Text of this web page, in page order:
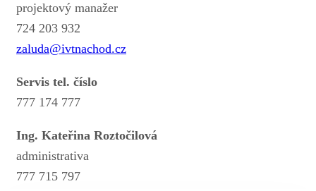
projektový manažer
724 203 932
zaluda@ivtnachod.cz
Servis tel. číslo
777 174 777
Ing. Kateřina Roztočilová
administrativa
777 715 797